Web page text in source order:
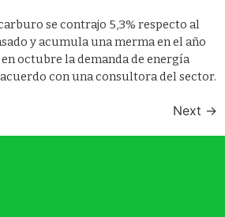
se contrajo 5,3% respecto al
y acumula una merma en el año
octubre la demanda de energía
con una consultora del sector.
Next →